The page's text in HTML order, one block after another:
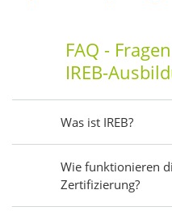
FAQ -
IREB-
Was ist IREB?
Wie funktionieren
Zertifizierung?